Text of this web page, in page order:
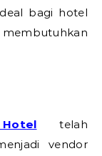
bagi hotel
membutuhkan
telah
vendor